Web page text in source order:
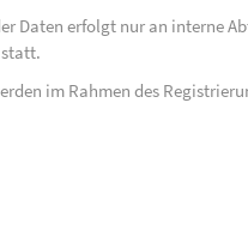
Daten erfolgt nur an interne
im Rahmen des